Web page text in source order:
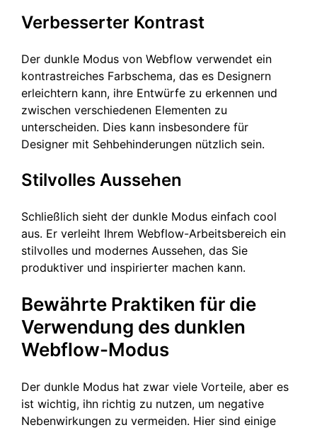
Verbesserter Kontrast
Der dunkle Modus von Webflow verwendet ein
kontrastreiches Farbschema, das es Designern
erleichtern kann, ihre Entwürfe zu erkennen und
zwischen verschiedenen Elementen zu
unterscheiden. Dies kann insbesondere für
Designer mit Sehbehinderungen nützlich sein.
Stilvolles Aussehen
Schließlich sieht der dunkle Modus einfach cool
aus. Er verleiht Ihrem Webflow-Arbeitsbereich ein
stilvolles und modernes Aussehen, das Sie
produktiver und inspirierter machen kann.
Bewährte Praktiken für die
Verwendung des dunklen
Webflow-Modus
Der dunkle Modus hat zwar viele Vorteile, aber es
ist wichtig, ihn richtig zu nutzen, um negative
Nebenwirkungen zu vermeiden. Hier sind einige